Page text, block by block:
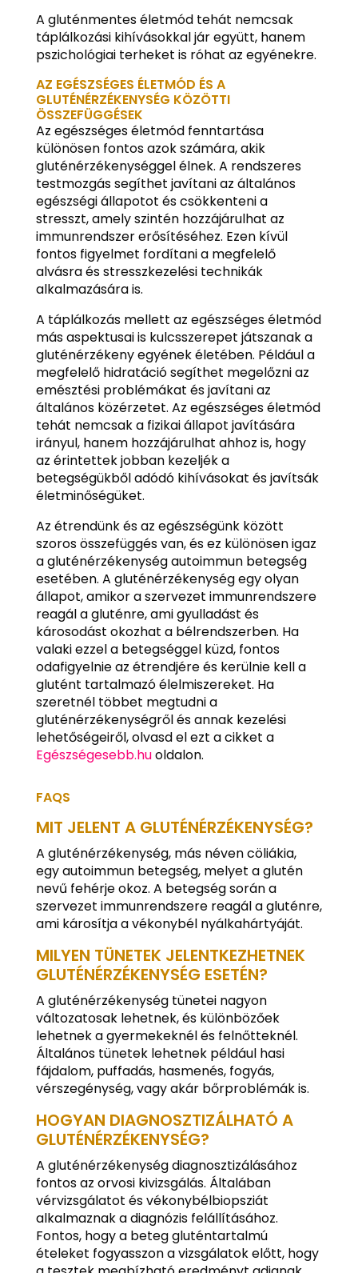
A gluténmentes életmód tehát nemcsak
táplálkozási kihívásokkal jár együtt, hanem
pszichológiai terheket is róhat az egyénekre.
AZ EGÉSZSÉGES ÉLETMÓD ÉS A
GLUTÉNÉRZÉKENYSÉG KÖZÖTTI
ÖSSZEFÜGGÉSEK
Az egészséges életmód fenntartása
különösen fontos azok számára, akik
gluténérzékenységgel élnek. A rendszeres
testmozgás segíthet javítani az általános
egészségi állapotot és csökkenteni a
stresszt, amely szintén hozzájárulhat az
immunrendszer erősítéséhez. Ezen kívül
fontos figyelmet fordítani a megfelelő
alvásra és stresszkezelési technikák
alkalmazására is.
A táplálkozás mellett az egészséges életmód
más aspektusai is kulcsszerepet játszanak a
gluténérzékeny egyének életében. Például a
megfelelő hidratáció segíthet megelőzni az
emésztési problémákat és javítani az
általános közérzetet. Az egészséges életmód
tehát nemcsak a fizikai állapot javítására
irányul, hanem hozzájárulhat ahhoz is, hogy
az érintettek jobban kezeljék a
betegségükből adódó kihívásokat és javítsák
életminőségüket.
Az étrendünk és az egészségünk között
szoros összefüggés van, és ez különösen igaz
a gluténérzékenység autoimmun betegség
esetében. A gluténérzékenység egy olyan
állapot, amikor a szervezet immunrendszere
reagál a gluténre, ami gyulladást és
károsodást okozhat a bélrendszerben. Ha
valaki ezzel a betegséggel küzd, fontos
odafigyelnie az étrendjére és kerülnie kell a
glutént tartalmazó élelmiszereket. Ha
szeretnél többet megtudni a
gluténérzékenységről és annak kezelési
lehetőségeiről, olvasd el ezt a cikket a
Egészségesebb.huoldalon.
FAQS
MIT JELENT A GLUTÉNÉRZÉKENYSÉG?
A gluténérzékenység, más néven cöliákia,
egy autoimmun betegség, melyet a glutén
nevű fehérje okoz. A betegség során a
szervezet immunrendszere reagál a gluténre,
ami károsítja a vékonybél nyálkahártyáját.
MILYEN TÜNETEK JELENTKEZHETNEK
GLUTÉNÉRZÉKENYSÉG ESETÉN?
A gluténérzékenység tünetei nagyon
változatosak lehetnek, és különbözőek
lehetnek a gyermekeknél és felnőtteknél.
Általános tünetek lehetnek például hasi
fájdalom, puffadás, hasmenés, fogyás,
vérszegénység, vagy akár bőrproblémák is.
HOGYAN DIAGNOSZTIZÁLHATÓ A
GLUTÉNÉRZÉKENYSÉG?
A gluténérzékenység diagnosztizálásához
fontos az orvosi kivizsgálás. Általában
vérvizsgálatot és vékonybélbiopsziát
alkalmaznak a diagnózis felállításához.
Fontos, hogy a beteg gluténtartalmú
ételeket fogyasszon a vizsgálatok előtt, hogy